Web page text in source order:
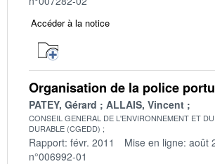
Accéder à la notice
Organisation de la police
PATEY, Gérard ALLAIS, Vincent
CONSEIL GENERAL DE L'ENVIRONNEMENT ET
DURABLE (CGEDD)
Rapport: févr. 2011 Mise en ligne: août
n°006992-01